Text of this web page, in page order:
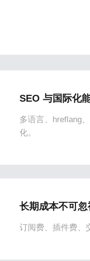
SEO 与国际化
多语言、hreflang
化。
长期成本不可忽
订阅费、插件费、